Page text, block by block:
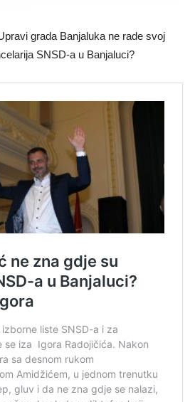
grada Banjaluka ne rade svoj
SNSD-a u Banjaluci?